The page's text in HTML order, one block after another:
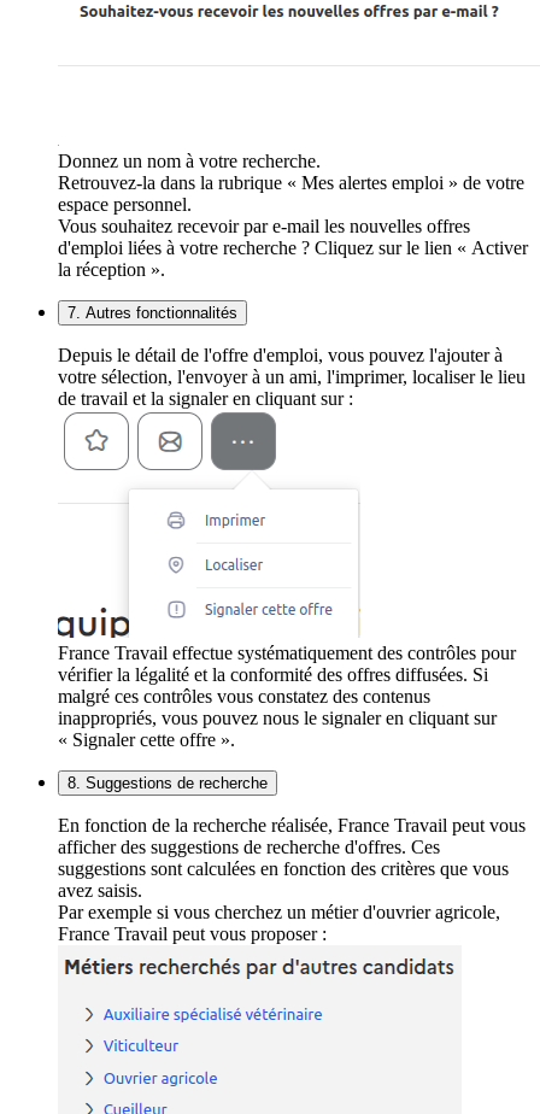
Donnez un nom à votre recherche.
Retrouvez-la dans la rubrique « Mes alertes emploi » de votre
espace personnel.
Vous souhaitez recevoir par e-mail les nouvelles offres
d'emploi liées à votre recherche ? Cliquez sur le lien « Activer
la réception ».
7. Autres fonctionnalités
Depuis le détail de l'offre d'emploi, vous pouvez l'ajouter à
votre sélection, l'envoyer à un ami, l'imprimer, localiser le lieu
de travail et la signaler en cliquant sur :
France Travail effectue systématiquement des contrôles pour
vérifier la légalité et la conformité des offres diffusées. Si
malgré ces contrôles vous constatez des contenus
inappropriés, vous pouvez nous le signaler en cliquant sur
« Signaler cette offre ».
8. Suggestions de recherche
En fonction de la recherche réalisée, France Travail peut vous
afficher des suggestions de recherche d'offres. Ces
suggestions sont calculées en fonction des critères que vous
avez saisis.
Par exemple si vous cherchez un métier d'ouvrier agricole,
France Travail peut vous proposer :